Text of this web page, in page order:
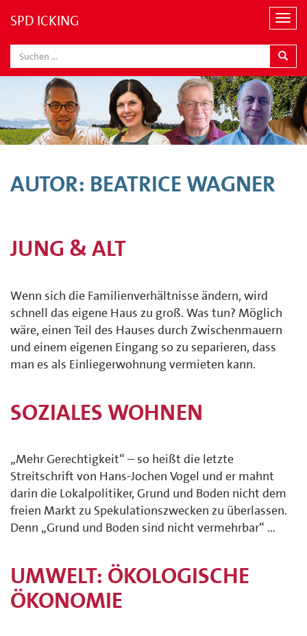
N
v
i
g
a
t
i
o
SPD ICKING
AUTOR: BEATRICE WAGNER
JUNG & ALT
Wenn sich die Familienverhältnisse ändern, wird
schnell das eigene Haus zu groß. Was tun? Möglich
wäre, einen Teil des Hauses durch Zwischenmauern
und einem eigenen Eingang so zu separieren, dass
man es als Einliegerwohnung vermieten kann.
SOZIALES WOHNEN
„Mehr Gerechtigkeit“ – so heißt die letzte
Streitschrift von Hans-Jochen Vogel und er mahnt
darin die Lokalpolitiker, Grund und Boden nicht dem
freien Markt zu Spekulationszwecken zu überlassen.
Denn „Grund und Boden sind nicht vermehrbar“ …
UMWELT: ÖKOLOGISCHE
ÖKONOMIE